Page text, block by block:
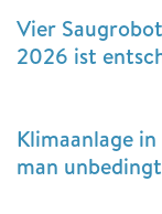
Vier
2026 ist
Klimaanlage
man